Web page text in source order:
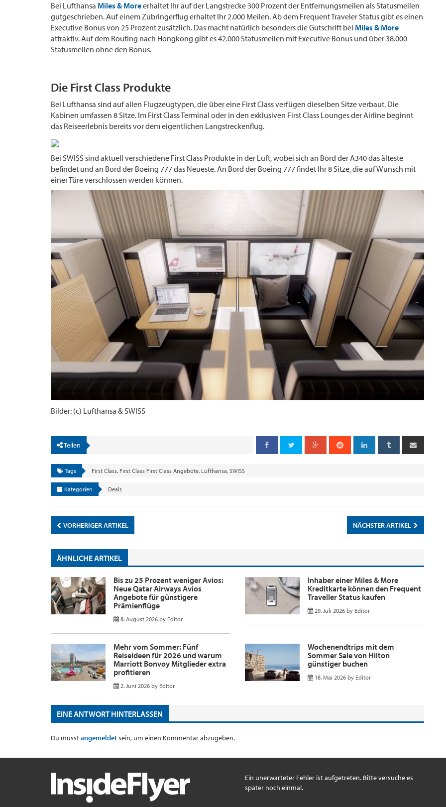
Bei Lufthansa Miles & Moreerhaltet Ihr auf der Langstrecke 300 Prozent der Entfernungsmeilen als Statusmeilen
gutgeschrieben. Auf einem Zubringerflug erhaltet Ihr 2.000 Meilen. Ab dem Frequent Traveler Status gibt es einen
Executive Bonus von 25 Prozent zusätzlich. Das macht natürlich besonders die Gutschrift bei Miles & More
attraktiv. Auf dem Routing nach Hongkong gibt es 42.000 Statusmeilen mit Executive Bonus und über 38.000
Statusmeilen ohne den Bonus.
Die First Class Produkte
Bei Lufthansa sind auf allen Flugzeugtypen, die über eine First Class verfügen dieselben Sitze verbaut. Die
Kabinen umfassen 8 Sitze. Im First Class Terminal oder in den exklusiven First Class Lounges der Airline beginnt
das Reiseerlebnis bereits vor dem eigentlichen Langstreckenflug.
Bei SWISS sind aktuell verschiedene First Class Produkte in der Luft, wobei sich an Bord der A340 das älteste
befindet und an Bord der Boeing 777 das Neueste. An Bord der Boeing 777 findet Ihr 8 Sitze, die auf Wunsch mit
einer Türe verschlossen werden können.
Bilder: (c) Lufthansa & SWISS
Teilen
Tags First Class, First Class First Class Angebote, Lufthansa, SWISS
Kategorien Deals
VORHERIGER ARTIKEL NÄCHSTER ARTIKEL
ÄHNLICHE ARTIKEL
Bis zu 25 Prozent weniger Avios:
Neue Qatar Airways Avios
Angebote für günstigere
Prämienflüge
8. August 2026 by Editor
Inhaber einer Miles & More
Kreditkarte können den Frequent
Traveller Status kaufen
29. Juli 2026 by Editor
Mehr vom Sommer: Fünf
Reiseideen für 2026 und warum
Marriott Bonvoy Mitglieder extra
profitieren
2. Juni 2026 by Editor
Wochenendtrips mit dem
Sommer Sale von Hilton
günstiger buchen
18. Mai 2026 by Editor
EINE ANTWORT HINTERLASSEN
Du musstangemeldetsein, um einen Kommentar abzugeben.
Ein unerwarteter Fehler ist aufgetreten. Bitte versuche es
später noch einmal.